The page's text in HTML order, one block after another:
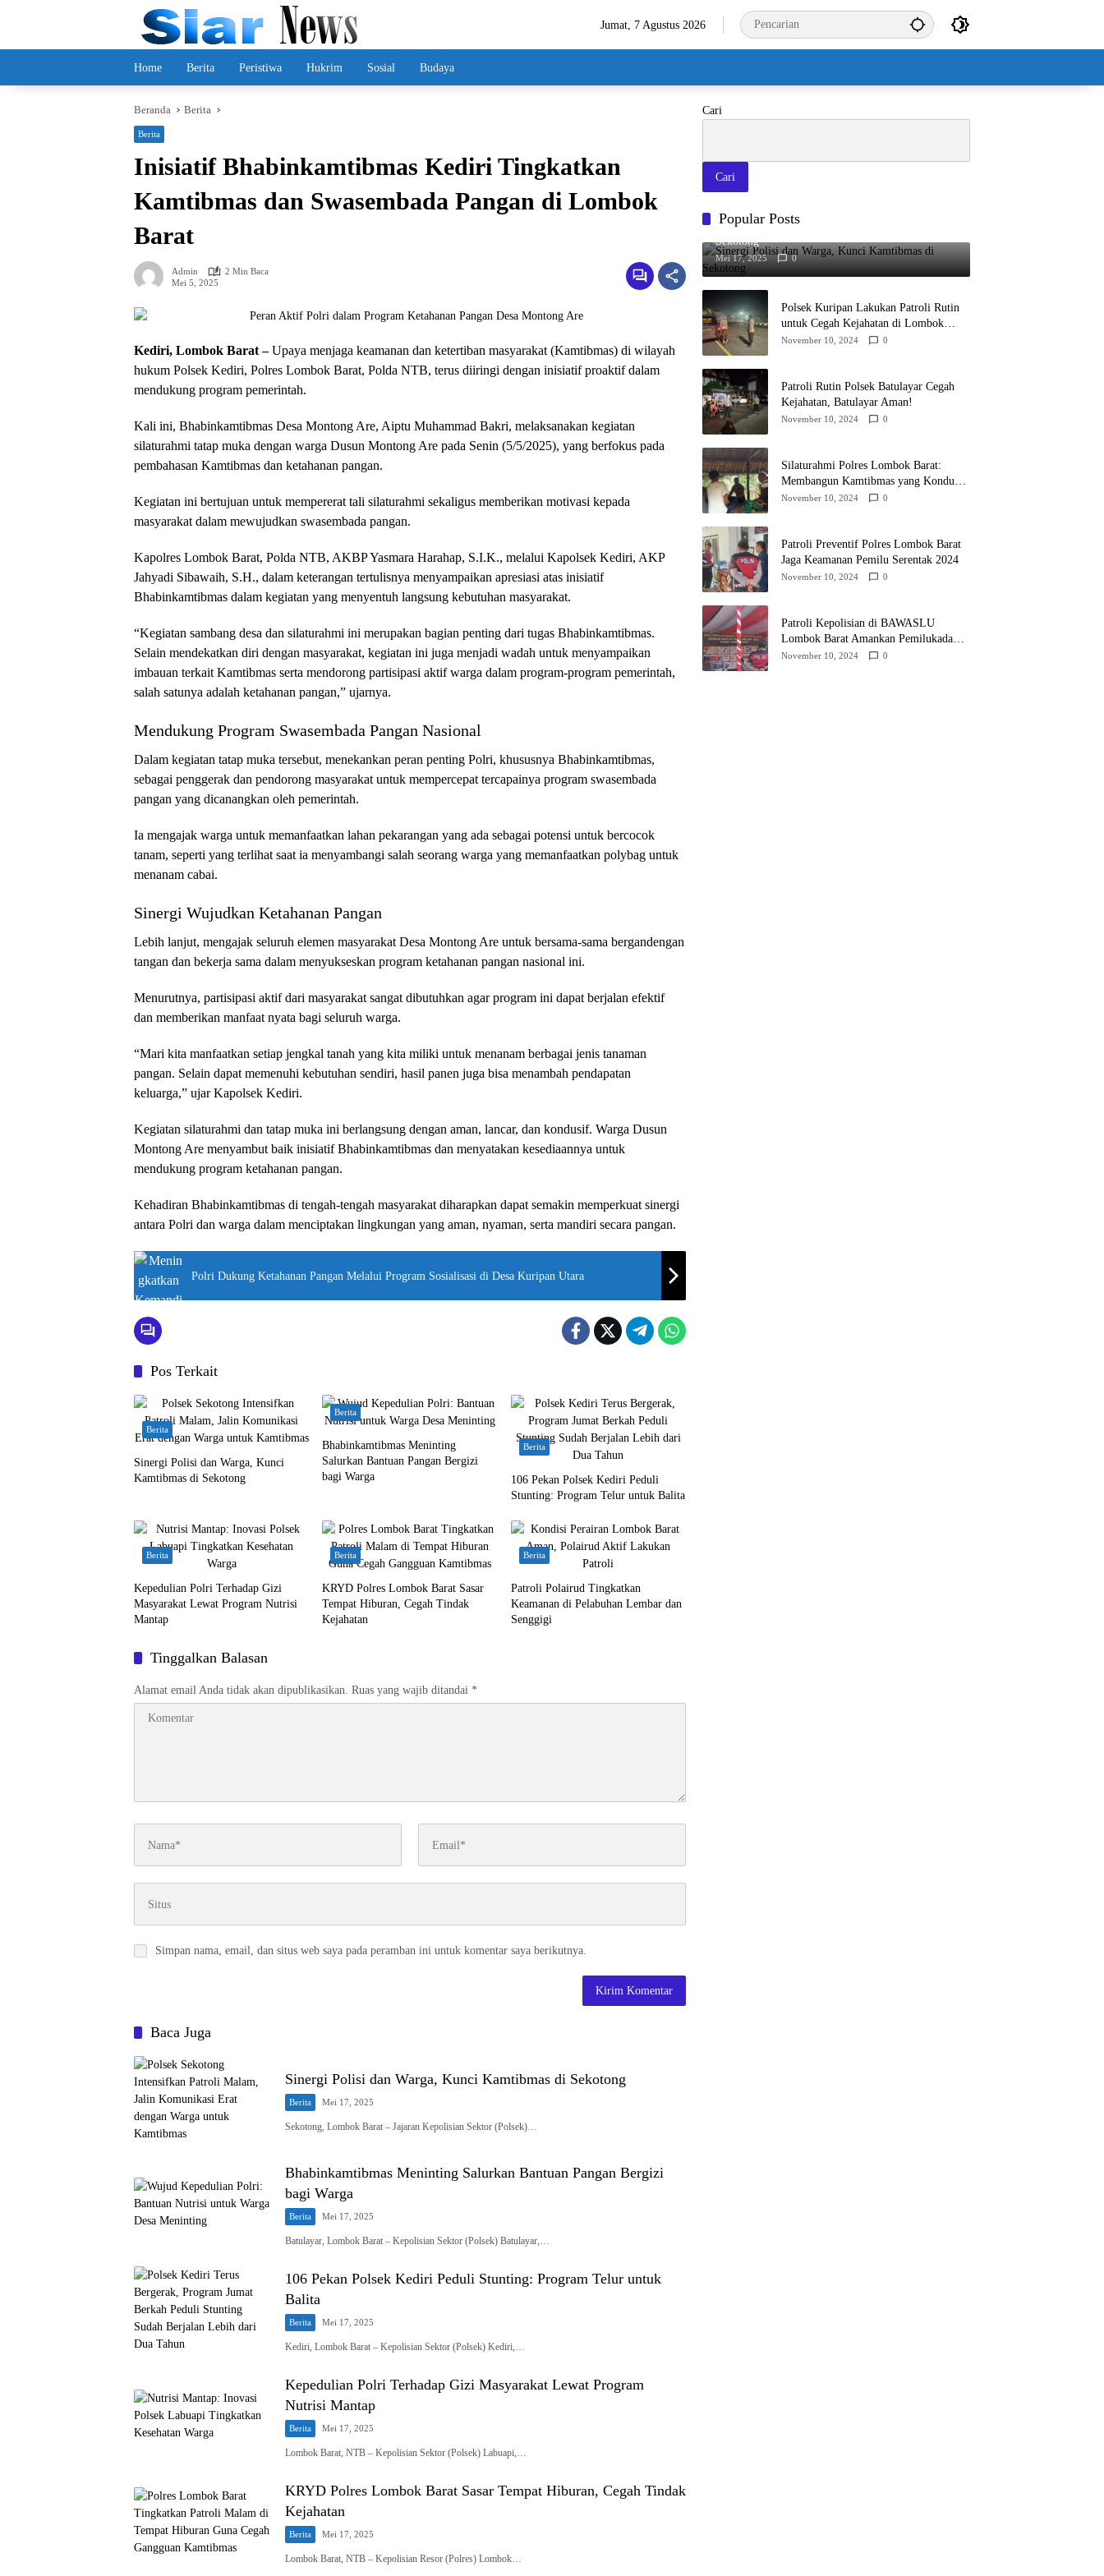
Jumat, 7 Agustus 2026
Home Berita Peristiwa Hukrim Sosial Budaya
Beranda Berita
Berita
Inisiatif Bhabinkamtibmas Kediri Tingkatkan
Kamtibmas dan Swasembada Pangan di Lombok
Barat
Admin
2 Min Baca
Mei 5, 2025
Kediri, Lombok Barat –Upaya menjaga keamanan dan ketertiban masyarakat (Kamtibmas) di wilayah
hukum Polsek Kediri, Polres Lombok Barat, Polda NTB, terus diiringi dengan inisiatif proaktif dalam
mendukung program pemerintah.
Kali ini, Bhabinkamtibmas Desa Montong Are, Aiptu Muhammad Bakri, melaksanakan kegiatan
silaturahmi tatap muka dengan warga Dusun Montong Are pada Senin (5/5/2025), yang berfokus pada
pembahasan Kamtibmas dan ketahanan pangan.
Kegiatan ini bertujuan untuk mempererat tali silaturahmi sekaligus memberikan motivasi kepada
masyarakat dalam mewujudkan swasembada pangan.
Kapolres Lombok Barat, Polda NTB, AKBP Yasmara Harahap, S.I.K., melalui Kapolsek Kediri, AKP
Jahyadi Sibawaih, S.H., dalam keterangan tertulisnya menyampaikan apresiasi atas inisiatif
Bhabinkamtibmas dalam kegiatan yang menyentuh langsung kebutuhan masyarakat.
“Kegiatan sambang desa dan silaturahmi ini merupakan bagian penting dari tugas Bhabinkamtibmas.
Selain mendekatkan diri dengan masyarakat, kegiatan ini juga menjadi wadah untuk menyampaikan
imbauan terkait Kamtibmas serta mendorong partisipasi aktif warga dalam program-program pemerintah,
salah satunya adalah ketahanan pangan,” ujarnya.
Mendukung Program Swasembada Pangan Nasional
Dalam kegiatan tatap muka tersebut, menekankan peran penting Polri, khususnya Bhabinkamtibmas,
sebagai penggerak dan pendorong masyarakat untuk mempercepat tercapainya program swasembada
pangan yang dicanangkan oleh pemerintah.
Ia mengajak warga untuk memanfaatkan lahan pekarangan yang ada sebagai potensi untuk bercocok
tanam, seperti yang terlihat saat ia menyambangi salah seorang warga yang memanfaatkan polybag untuk
menanam cabai.
Sinergi Wujudkan Ketahanan Pangan
Lebih lanjut, mengajak seluruh elemen masyarakat Desa Montong Are untuk bersama-sama bergandengan
tangan dan bekerja sama dalam menyukseskan program ketahanan pangan nasional ini.
Menurutnya, partisipasi aktif dari masyarakat sangat dibutuhkan agar program ini dapat berjalan efektif
dan memberikan manfaat nyata bagi seluruh warga.
“Mari kita manfaatkan setiap jengkal tanah yang kita miliki untuk menanam berbagai jenis tanaman
pangan. Selain dapat memenuhi kebutuhan sendiri, hasil panen juga bisa menambah pendapatan
keluarga,” ujar Kapolsek Kediri.
Kegiatan silaturahmi dan tatap muka ini berlangsung dengan aman, lancar, dan kondusif. Warga Dusun
Montong Are menyambut baik inisiatif Bhabinkamtibmas dan menyatakan kesediaannya untuk
mendukung program ketahanan pangan.
Kehadiran Bhabinkamtibmas di tengah-tengah masyarakat diharapkan dapat semakin memperkuat sinergi
antara Polri dan warga dalam menciptakan lingkungan yang aman, nyaman, serta mandiri secara pangan.
Polri Dukung Ketahanan Pangan Melalui Program Sosialisasi di Desa Kuripan Utara
Pos Terkait
Berita
Sinergi Polisi dan Warga, Kunci
Kamtibmas di Sekotong
Berita
Bhabinkamtibmas Meninting
Salurkan Bantuan Pangan Bergizi
bagi Warga
Berita
106 Pekan Polsek Kediri Peduli
Stunting: Program Telur untuk Balita
Berita
Kepedulian Polri Terhadap Gizi
Masyarakat Lewat Program Nutrisi
Mantap
Berita
KRYD Polres Lombok Barat Sasar
Tempat Hiburan, Cegah Tindak
Kejahatan
Berita
Patroli Polairud Tingkatkan
Keamanan di Pelabuhan Lembar dan
Senggigi
Tinggalkan Balasan
Alamat email Anda tidak akan dipublikasikan. Ruas yang wajib ditandai *
Simpan nama, email, dan situs web saya pada peramban ini untuk komentar saya berikutnya.
Baca Juga
Sinergi Polisi dan Warga, Kunci Kamtibmas di Sekotong
Berita Mei 17, 2025
Sekotong, Lombok Barat – Jajaran Kepolisian Sektor (Polsek)…
Bhabinkamtibmas Meninting Salurkan Bantuan Pangan Bergizi
bagi Warga
Berita Mei 17, 2025
Batulayar, Lombok Barat – Kepolisian Sektor (Polsek) Batulayar,…
106 Pekan Polsek Kediri Peduli Stunting: Program Telur untuk
Balita
Berita Mei 17, 2025
Kediri, Lombok Barat – Kepolisian Sektor (Polsek) Kediri,…
Kepedulian Polri Terhadap Gizi Masyarakat Lewat Program
Nutrisi Mantap
Berita Mei 17, 2025
Lombok Barat, NTB – Kepolisian Sektor (Polsek) Labuapi,…
KRYD Polres Lombok Barat Sasar Tempat Hiburan, Cegah Tindak
Kejahatan
Berita Mei 17, 2025
Lombok Barat, NTB – Kepolisian Resor (Polres) Lombok…
Cari
Cari
Popular Posts
Sinergi Polisi dan Warga, Kunci Kamtibmas di
Sekotong
Mei 17, 2025 0
Polsek Kuripan Lakukan Patroli Rutin
untuk Cegah Kejahatan di Lombok
Barat
November 10, 2024 0
Patroli Rutin Polsek Batulayar Cegah
Kejahatan, Batulayar Aman!
November 10, 2024 0
Silaturahmi Polres Lombok Barat:
Membangun Kamtibmas yang Kondusif
untuk Pilkada 2024
November 10, 2024 0
Patroli Preventif Polres Lombok Barat
Jaga Keamanan Pemilu Serentak 2024
November 10, 2024 0
Patroli Kepolisian di BAWASLU
Lombok Barat Amankan Pemilukada
2024
November 10, 2024 0